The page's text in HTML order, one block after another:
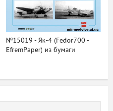
№15019 - Як-4 (Fedor700 -
EfremPaper) из бумаги